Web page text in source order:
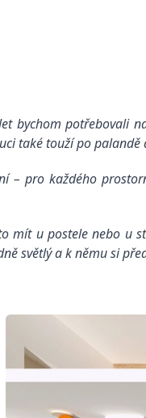
bychom potřebovali
také touží po
– pro každého
mít u postele nebo u
světlý a k němu si